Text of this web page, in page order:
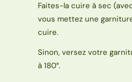
Faites-la cuire à sec
vous mettez une
cuire.
Sinon, versez votre
à 180°.